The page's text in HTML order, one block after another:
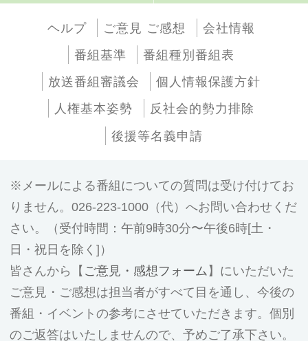
ヘルプ ご意見 ご感想
会社情報
番組基準
番組種別番組表
放送番組審議会
個人情報保護方針
人権基本姿勢
反社会的勢力排除
後援等名義申請
メールによる番組についての質問は受け付けてお
りません。026-223-1000（代）へお問い合わせくだ
さい。（受付時間：午前9時30分〜午後6時[土・
日・祝日を除く]）
皆さんから【 ご意見・感想フォーム 】にいただいた
ご意見・ご感想は担当者がすべて目を通し、今後の
番組・イベントの参考にさせていただきます。個別
のご返答はいたしませんので、予めご了承下さい。